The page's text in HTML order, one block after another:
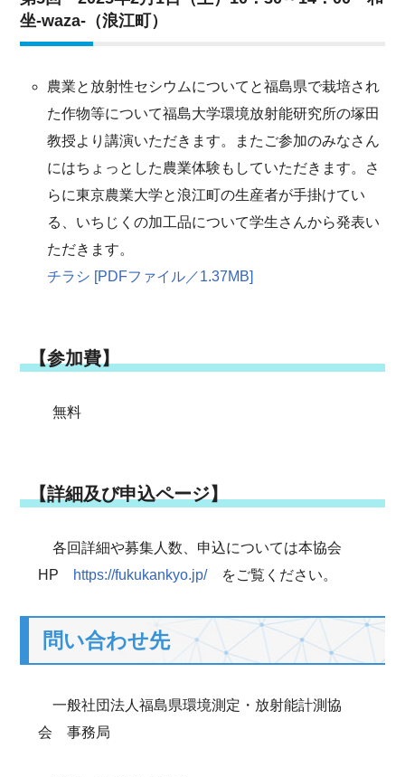
坐-waza-（浪江町）
農業と放射性セシウムについてと福島県で栽培され
た作物等について福島大学環境放射能研究所の塚田
教授より講演いただきます。またご参加のみなさん
にはちょっとした農業体験もしていただきます。さ
らに東京農業大学と浪江町の生産者が手掛けてい
る、いちじくの加工品について学生さんから発表い
ただきます。
チラシ [PDFファイル／1.37MB]
【参加費】
無料
【詳細及び申込ページ】
各回詳細や募集人数、申込については本協会
HP https://fukukankyo.jp/をご覧ください。
問い合わせ先
一般社団法人福島県環境測定・放射能計測協
会 事務局